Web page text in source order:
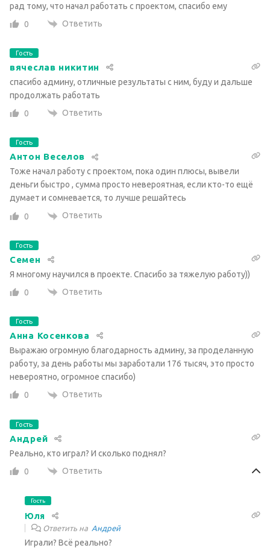
рад тому, что начал работать с проектом, спасибо ему
0
Ответить
Гость
вячеслав никитин
спасибо админу, отличные результаты с ним, буду и дальше
продолжать работать
0
Ответить
Гость
Антон Веселов
Тоже начал работу с проектом, пока один плюсы, вывели
деньги быстро , сумма просто невероятная, если кто-то ещё
думает и сомневается, то лучше решайтесь
0
Ответить
Гость
Семен
Я многому научился в проекте. Спасибо за тяжелую работу))
0
Ответить
Гость
Анна Косенкова
Выражаю огромную благодарность админу, за проделанную
работу, за день работы мы заработали 176 тысяч, это просто
невероятно, огромное спасибо)
0
Ответить
Гость
Андрей
Реально, кто играл? И сколько поднял?
0
Ответить
Гость
Юля
Ответить на Андрей
Играли? Всё реально?